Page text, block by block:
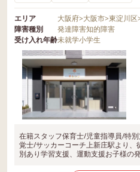
エリア 大阪府>大阪市>東淀川区
障害種別
発達障害知的障害
受け入れ年齢未就学小学生
在籍スタッフ保育士/児童指導員/特
覚士/サッカーコーチ上新庄駅より
別あり学習支援、運動支援お子様の